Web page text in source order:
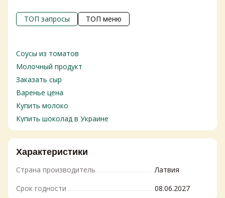
ТОП запросы ТОП меню
Соусы из томатов
Молочный продукт
Заказать сыр
Варенье цена
Купить молоко
Купить шоколад в Украине
Цена конфеты
Заказать чай
Фрукты консервированные в банках
Характеристики
Страна производитель
Латвия
Срок годности
08.06.2027